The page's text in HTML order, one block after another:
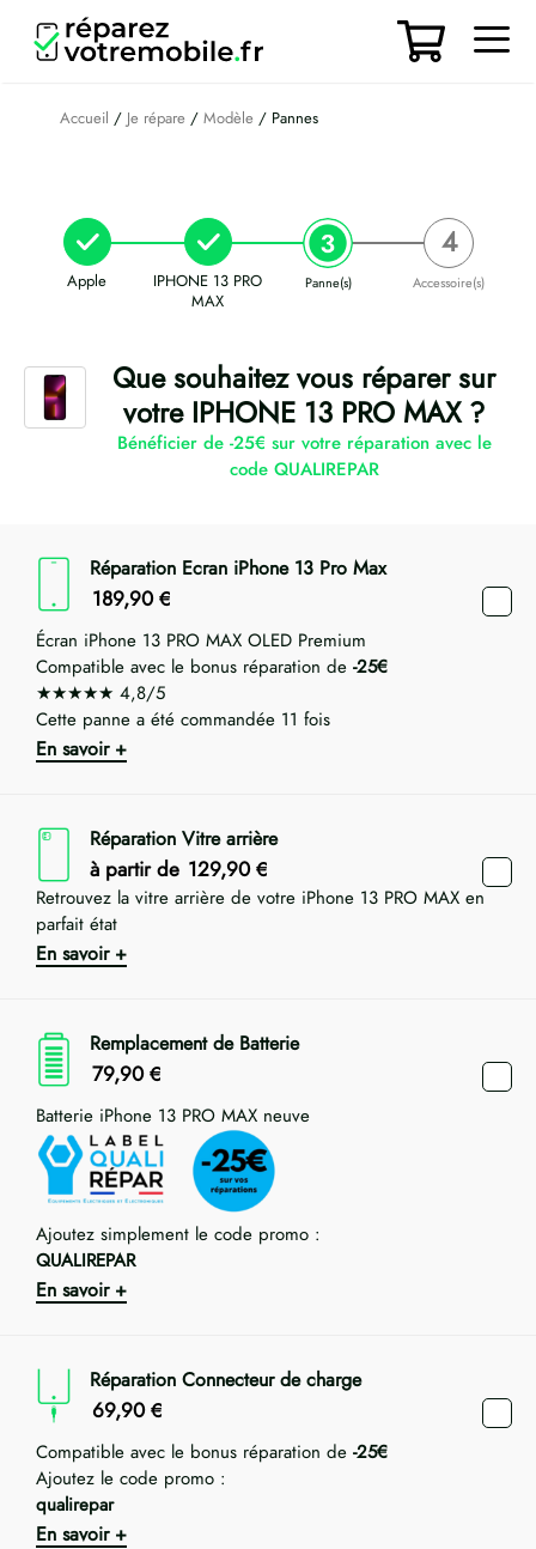
contenu
Accueil / Je répare / Modèle / Pannes
Apple
IPHONE 13 PRO
MAX
Panne(s) Accessoire(s)
Que souhaitez vous réparer sur
votre IPHONE 13 PRO MAX ?
Bénéficier de -25€ sur votre réparation avec le
code QUALIREPAR
Réparation Ecran iPhone 13 Pro Max
189,90 €
Écran iPhone 13 PRO MAX OLED Premium
Compatible avec le bonus réparation de -25€
★★★★★ 4,8/5
Cette panne a été commandée 11 fois
En savoir +
Réparation Vitre arrière
à partir de 129,90 €
Retrouvez la vitre arrière de votre iPhone 13 PRO MAX en
parfait état
En savoir +
Remplacement de Batterie
79,90 €
Batterie iPhone 13 PRO MAX neuve
Ajoutez simplement le code promo :
QUALIREPAR
En savoir +
Réparation Connecteur de charge
69,90 €
Compatible avec le bonus réparation de -25€
Ajoutez le code promo :
qualirepar
En savoir +